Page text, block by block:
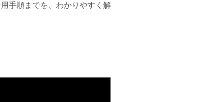
手順までを、わかりやすく解